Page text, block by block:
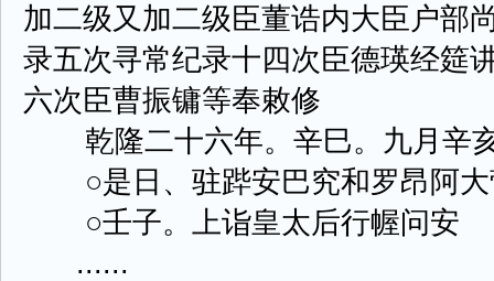
加二级又加二级臣董诰内大臣户部
录五次寻常纪录十四次臣德瑛经筵
六次臣曹振镛等奉敕修
乾隆二十六年。辛巳。九月辛
○是日、驻跸安巴究和罗昂阿大
○壬子。上诣皇太后行幄问安
......